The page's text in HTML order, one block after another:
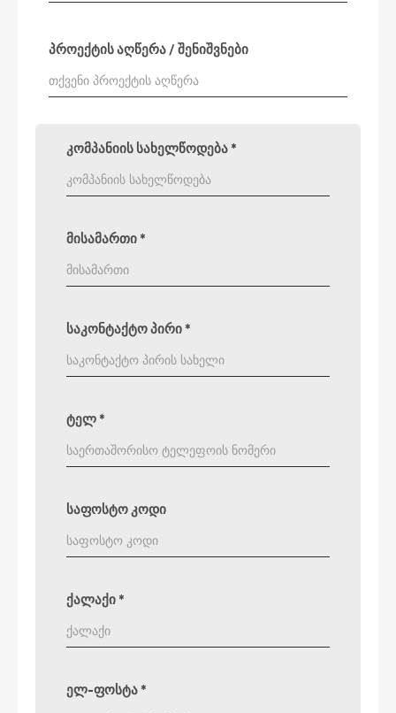
პროექტის აღწერა / შენიშვნები
კომპანიის სახელწოდება *
მისამართი *
საკონტაქტო პირი *
ტელ *
საფოსტო კოდი
ქალაქი *
ელ-ფოსტა *